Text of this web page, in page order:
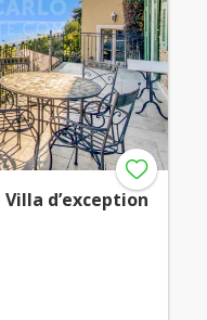
d’exception